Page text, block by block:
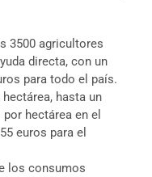
3500 agricultores
directa, con un
para todo el país.
hasta un
hectárea en el
euros para el
los consumos